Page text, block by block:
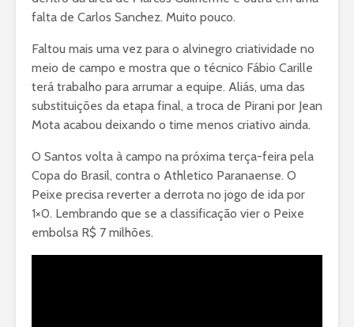
falta de Carlos Sanchez. Muito pouco.
Faltou mais uma vez para o alvinegro criatividade no
meio de campo e mostra que o técnico Fábio Carille
terá trabalho para arrumar a equipe. Aliás, uma das
substituições da etapa final, a troca de Pirani por Jean
Mota acabou deixando o time menos criativo ainda.
O Santos volta à campo na próxima terça-feira pela
Copa do Brasil, contra o Athletico Paranaense. O
Peixe precisa reverter a derrota no jogo de ida por
1×0. Lembrando que se a classificação vier o Peixe
embolsa R$ 7 milhões.